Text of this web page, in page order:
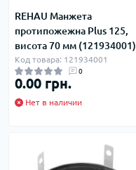
REHAU Манжета
протипожежна Plus 125,
висота 70 мм (121934001)
Код товара: 121934001
0
0.00 грн.
Нет в наличии